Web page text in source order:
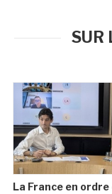
SUR
La France en ordre